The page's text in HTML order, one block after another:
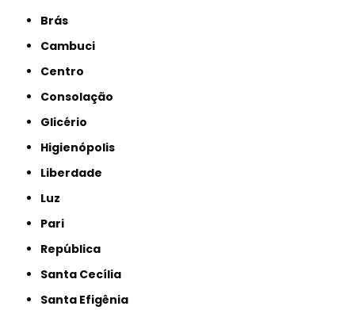
Brás
Cambuci
Centro
Consolação
Glicério
Higienópolis
Liberdade
Luz
Pari
República
Santa Cecília
Santa Efigênia